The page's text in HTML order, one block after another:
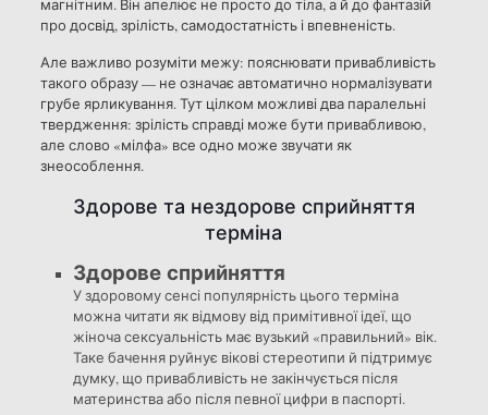
магнітним. Він апелює не просто до тіла, а й до фантазій
про досвід, зрілість, самодостатність і впевненість.
Але важливо розуміти межу: пояснювати привабливість
такого образу — не означає автоматично нормалізувати
грубе ярликування. Тут цілком можливі два паралельні
твердження: зрілість справді може бути привабливою,
але слово «мілфа» все одно може звучати як
знеособлення.
Здорове та нездорове сприйняття
терміна
Здорове сприйняття
У здоровому сенсі популярність цього терміна
можна читати як відмову від примітивної ідеї, що
жіноча сексуальність має вузький «правильний» вік.
Таке бачення руйнує вікові стереотипи й підтримує
думку, що привабливість не закінчується після
материнства або після певної цифри в паспорті.